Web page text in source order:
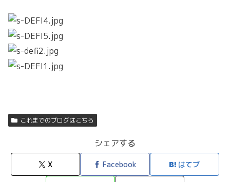
これまでのブログはこちら
シェアする
X Facebook はてブ